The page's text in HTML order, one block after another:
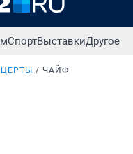
СпортВыставкиДругое
ЧАЙФ